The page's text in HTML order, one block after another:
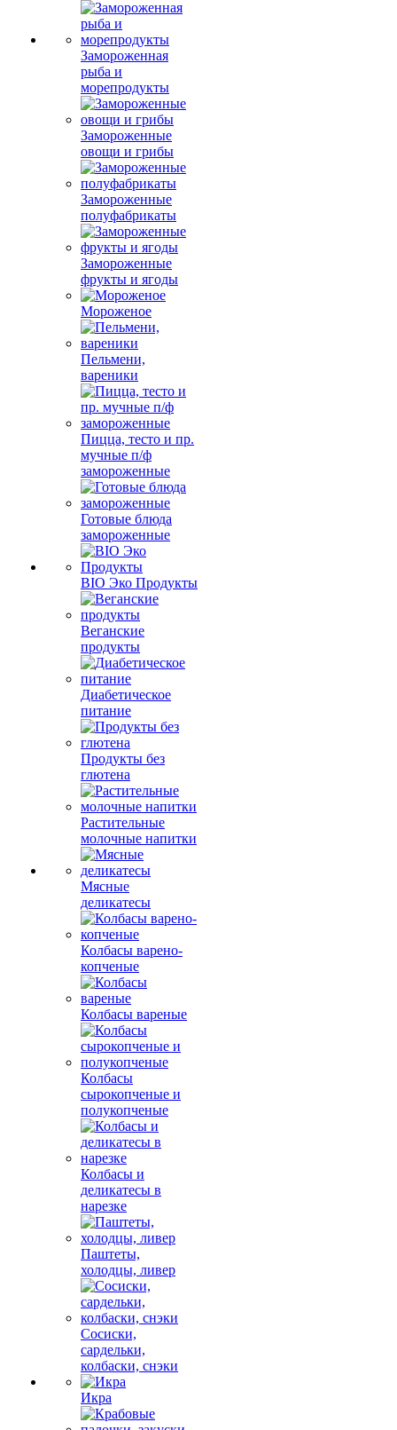
Замороженная
рыба и
морепродукты
Замороженные
овощи и грибы
Замороженные
полуфабрикаты
Замороженные
фрукты и ягоды
Мороженое
Пельмени,
вареники
Пицца, тесто и пр.
мучные п/ф
замороженные
Готовые блюда
замороженные
BIO Эко Продукты
Веганские
продукты
Диабетическое
питание
Продукты без
глютена
Растительные
молочные напитки
Мясные
деликатесы
Колбасы варено-
копченые
Колбасы вареные
Колбасы
сырокопченые и
полукопченые
Колбасы и
деликатесы в
нарезке
Паштеты,
холодцы, ливер
Сосиски,
сардельки,
колбаски, снэки
Икра